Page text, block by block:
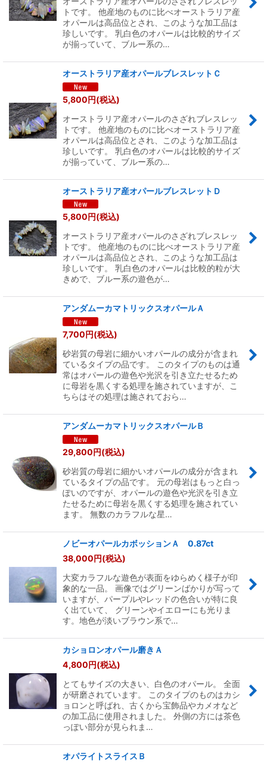
トです。 他産地のものに比べオーストラリア産
オパールは高品位とされ、このような加工品は
珍しいです。 乳白色のオパールは比較的サイズ
が揃っていて、ブルー系の…
オーストラリア産オパールブレスレットＣ
5,800円(税込)
オーストラリア産オパールのさざれブレスレッ
トです。 他産地のものに比べオーストラリア産
オパールは高品位とされ、このような加工品は
珍しいです。 乳白色のオパールは比較的サイズ
が揃っていて、ブルー系の…
オーストラリア産オパールブレスレットＤ
5,800円(税込)
オーストラリア産オパールのさざれブレスレッ
トです。 他産地のものに比べオーストラリア産
オパールは高品位とされ、このような加工品は
珍しいです。 乳白色のオパールは比較的粒が大
きめで、ブルー系の遊色が…
アンダムーカマトリックスオパールＡ
7,700円(税込)
砂岩質の母岩に細かいオパールの成分が含まれ
ているタイプの品です。 このタイプのものは通
常はオパールの遊色や光沢を引き立たせるため
に母岩を黒くする処理を施されていますが、こ
ちらはその処理は施されておら…
アンダムーカマトリックスオパールＢ
29,800円(税込)
砂岩質の母岩に細かいオパールの成分が含まれ
ているタイプの品です。 元の母岩はもっと白っ
ぽいのですが、オパールの遊色や光沢を引き立
たせるために母岩を黒くする処理を施されてい
ます。 無数のカラフルな星…
ノビーオパールカボッションＡ 0.87ct
38,000円(税込)
大変カラフルな遊色が表面をゆらめく様子が印
象的な一品。 画像ではグリーンばかりが写って
いますが、パープルやレッドの色合いが特に良
く出ていて、 グリーンやイエローにも光りま
す。地色が淡いブラウン系で…
カショロンオパール磨きＡ
4,800円(税込)
とてもサイズの大きい、白色のオパール。 全面
が研磨されています。 このタイプのものはカシ
ョロンと呼ばれ、古くから宝飾品やカメオなど
の加工品に使用されました。 外側の方には茶色
っぽい部分が見られま…
オパライトスライスＢ